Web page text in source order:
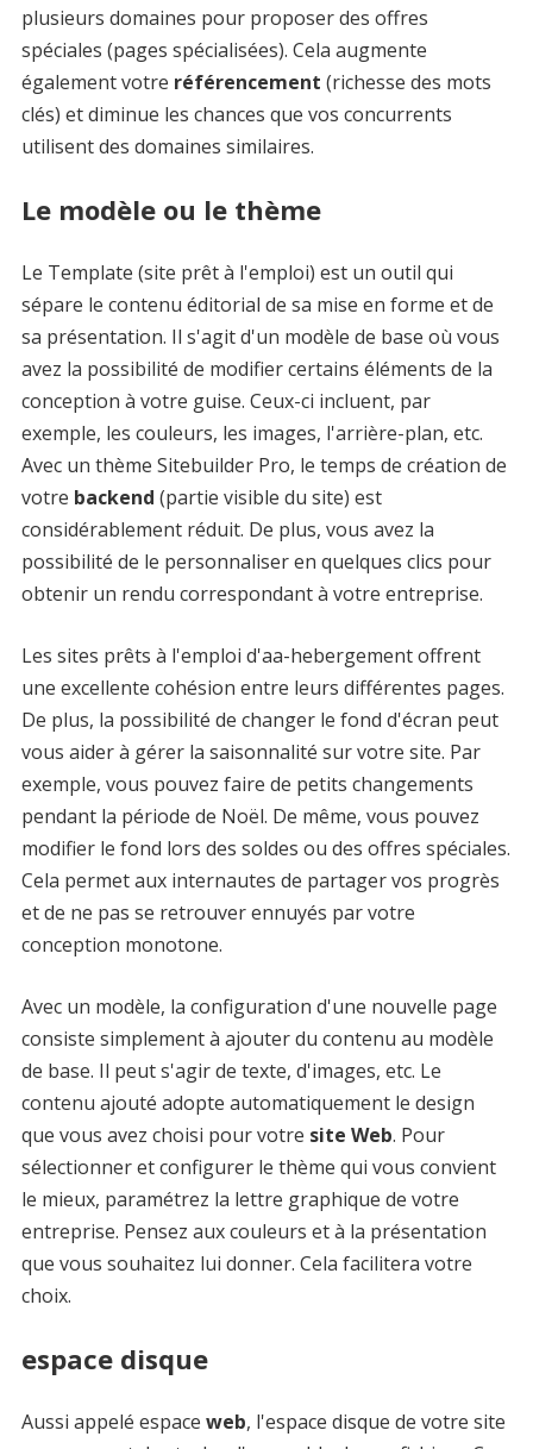
plusieurs domaines pour proposer des offres
spéciales (pages spécialisées). Cela augmente
également votre référencement (richesse des mots
clés) et diminue les chances que vos concurrents
utilisent des domaines similaires.
Le modèle ou le thème
Le Template (site prêt à l'emploi) est un outil qui
sépare le contenu éditorial de sa mise en forme et de
sa présentation. Il s'agit d'un modèle de base où vous
avez la possibilité de modifier certains éléments de la
conception à votre guise. Ceux-ci incluent, par
exemple, les couleurs, les images, l'arrière-plan, etc.
Avec un thème Sitebuilder Pro, le temps de création de
votre backend (partie visible du site) est
considérablement réduit. De plus, vous avez la
possibilité de le personnaliser en quelques clics pour
obtenir un rendu correspondant à votre entreprise.
Les sites prêts à l'emploi d'aa-hebergement offrent
une excellente cohésion entre leurs différentes pages.
De plus, la possibilité de changer le fond d'écran peut
vous aider à gérer la saisonnalité sur votre site. Par
exemple, vous pouvez faire de petits changements
pendant la période de Noël. De même, vous pouvez
modifier le fond lors des soldes ou des offres spéciales.
Cela permet aux internautes de partager vos progrès
et de ne pas se retrouver ennuyés par votre
conception monotone.
Avec un modèle, la configuration d'une nouvelle page
consiste simplement à ajouter du contenu au modèle
de base. Il peut s'agir de texte, d'images, etc. Le
contenu ajouté adopte automatiquement le design
que vous avez choisi pour votre site Web. Pour
sélectionner et configurer le thème qui vous convient
le mieux, paramétrez la lettre graphique de votre
entreprise. Pensez aux couleurs et à la présentation
que vous souhaitez lui donner. Cela facilitera votre
choix.
espace disque
Aussi appelé espace web, l'espace disque de votre site